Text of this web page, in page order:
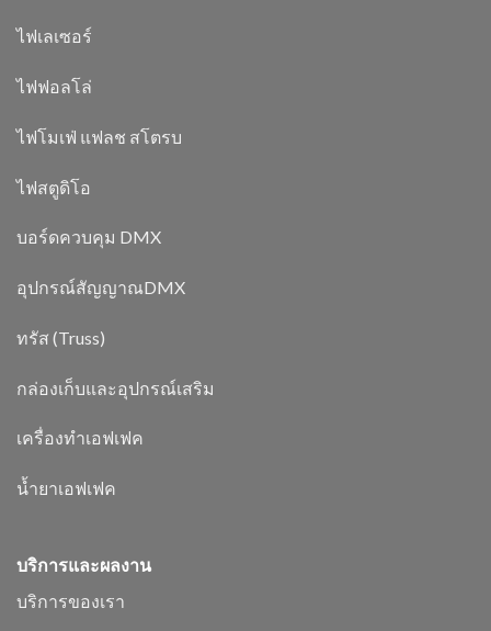
ไฟเลเซอร์
ไฟฟอลโล่
ไฟโมเฟ่ แฟลช สโตรบ
ไฟสตูดิโอ
บอร์ดควบคุม DMX
อุปกรณ์สัญญาณDMX
ทรัส (Truss)
กล่องเก็บและอุปกรณ์เสริม
เครื่องทำเอฟเฟค
น้ำยาเอฟเฟค
บริการและผลงาน
บริการของเรา